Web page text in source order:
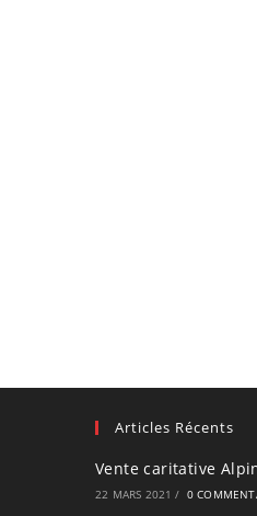
Articles Récents
Vente caritative
22 MARS 2021 / 0